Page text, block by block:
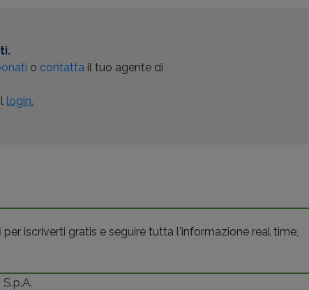
o contatta il tuo agente di
login.
per iscriverti gratis e seguire tutta l'informazione real time,